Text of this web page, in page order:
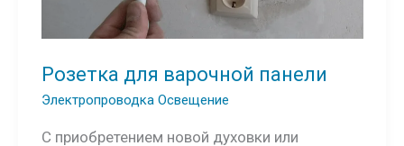
Розетка для варочной панели
Электропроводка Освещение
С приобретением новой духовки или